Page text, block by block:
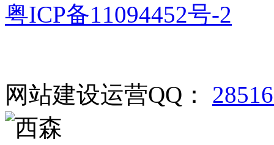
粤ICP备11094452号-2
网站建设运营QQ：